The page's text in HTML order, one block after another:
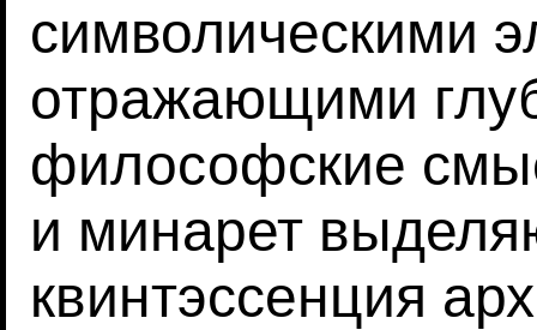
символическими
отражающими
философские
и минарет
квинтэссенция